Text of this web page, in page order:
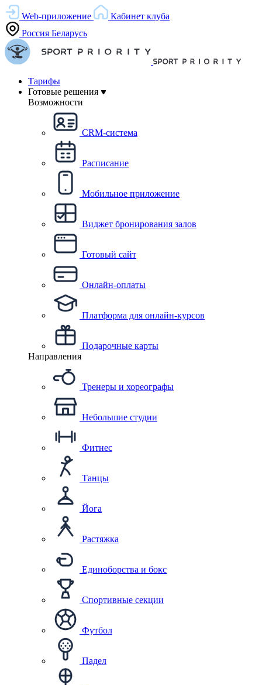
Web-приложение
Кабинет клуба
Россия Беларусь
Тарифы
Готовые решения
Возможности
CRM-система
Расписание
Мобильное приложение
Виджет бронирования залов
Готовый сайт
Онлайн-оплаты
Платформа для онлайн-курсов
Подарочные карты
Направления
Тренеры и хореографы
Небольшие студии
Фитнес
Танцы
Йога
Растяжка
Единоборства и бокс
Спортивные секции
Футбол
Падел